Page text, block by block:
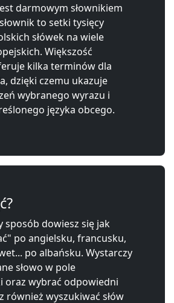
darmowym słownikiem
to setki tysięcy
słówek na wiele
Większość
kilka terminów dla
dzięki czemu ukazuje
wybranego wyrazu i
języka obcego.
sposób dowiesz się jak
po angielsku, francusku,
po albańsku. Wystarczy
słowo w pole
oraz wybrać odpowiedni
również wyszukiwać słów